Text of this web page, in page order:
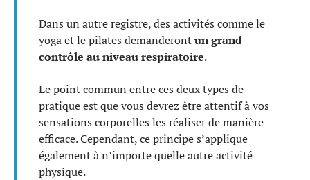
Dans un autre registre, des activités comme le
yoga et le pilates demanderontun grand
contrôle au niveau respiratoire.
Le point commun entre ces deux types de
pratique est que vous devrez être attentif à vos
sensations corporelles les réaliser de manière
efficace. Cependant, ce principe s’applique
également à n’importe quelle autre activité
physique.